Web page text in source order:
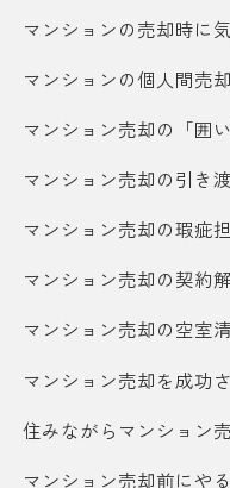
マンションの売却時に
マンションの個人間売
マンション売却の「囲
マンション売却の引き
マンション売却の瑕疵
マンション売却の契約
マンション売却の空室
マンション売却を成功
住みながらマンション
マンション売却前にや